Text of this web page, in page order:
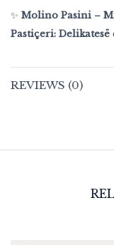
✨ Molino Pasini –
Pastiçeri:
REVIEWS (0)